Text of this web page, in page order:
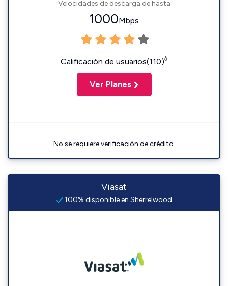
Velocidades de descarga de hasta
1000Mbps
Calificación de usuarios(110)◊
Ver Planes
No se requiere verificación de crédito.
Viasat
100% disponible en Sherrelwood